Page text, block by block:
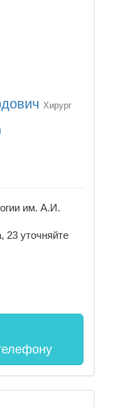
Хирург
им. А.И.
23 уточняйте